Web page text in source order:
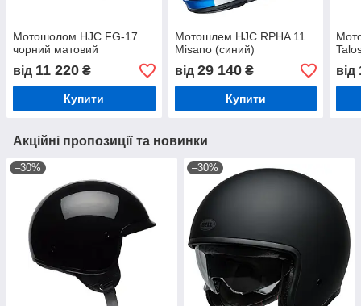
Мотошолом HJC FG-17
чорний матовий
від 11 220 ₴
Купити
Мотошлем HJC RPHA 11
Misano (синий)
від 29 140₴
Купити
від
Акційні пропозиції та новинки
–30% –30%